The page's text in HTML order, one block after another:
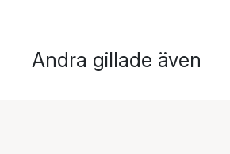
Andra gillade även